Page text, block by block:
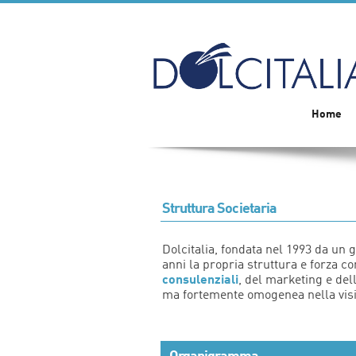
Home
Struttura Societaria
Dolcitalia, fondata nel 1993 da un
anni la propria struttura e forza
consulenziali, del marketing e
ma fortemente omogenea nella